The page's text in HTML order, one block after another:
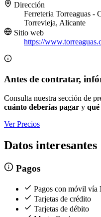
Dirección
Ferreteria Torreaguas -
Torrevieja, Alicante
Sitio web
https://
Antes de contratar,
Consulta nuestra sección de
cuánto deberías pagar y
Ver Precios
Datos interesantes
Pagos
Pagos con móvil vía
Tarjetas de crédito
Tarjetas de débito